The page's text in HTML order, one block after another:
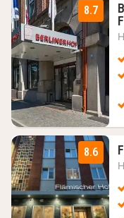
8.7
8.6